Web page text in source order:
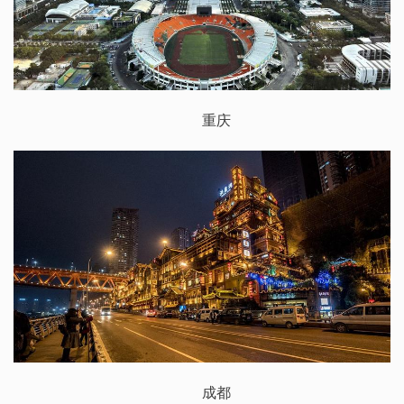
重庆
成都